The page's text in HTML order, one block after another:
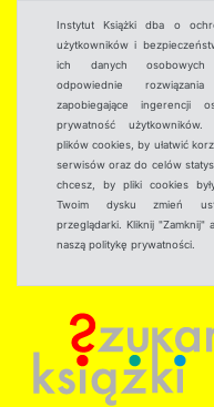
Instytut Książki dba o
użytkowników i
ich danych
odpowiednie rozwiązania
zapobiegające ingerencji
prywatność użytkowników.
plików cookies, by ułatwić
serwisów oraz do celów
chcesz, by pliki cookies
Twoim dysku zmień
przeglądarki. Kliknij "Zamknij"
naszą politykę prywatności.